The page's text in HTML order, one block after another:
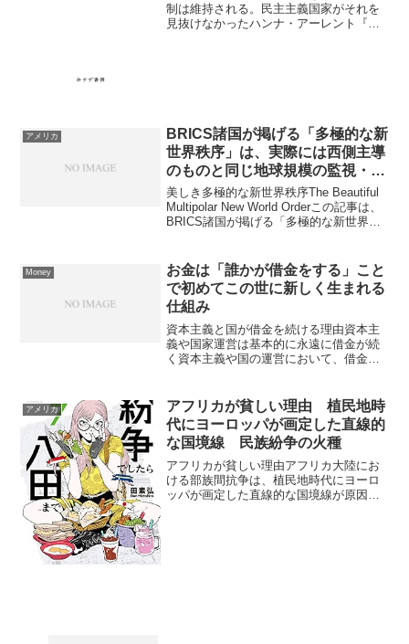
制は維持される。民主主義国家がそれを
見抜けなかったハンナ・アーレント『全
アメリカ
BRICS諸国が掲げる「多極的な新
世界秩序」は、実際には西側主導
のものと同じ地球規模の監視・管
理社会
美しき多極的な新世界秩序The Beautiful
Multipolar New World Orderこの記事は、
BRICS諸国が掲げる「多極的な新世界秩
「より美しい」...
Money
お金は「誰かが借金をする」こと
で初めてこの世に新しく生まれる
仕組み
資本主義と国が借金を続ける理由資本主
義や国家運営は基本的に永遠に借金が続
く資本主義や国の運営において、借金が
す。現代のお金は、誰かが借金をするこ
とで初めてこの世に新しく生...
アメリカ
アフリカが貧しい理由 植民地時
代にヨーロッパが画定した直線的
な国境線 民族紛争の火種
アフリカが貧しい理由アフリカ大陸にお
ける部族間抗争は、植民地時代にヨーロ
ッパが画定した直線的な国境線が原因の